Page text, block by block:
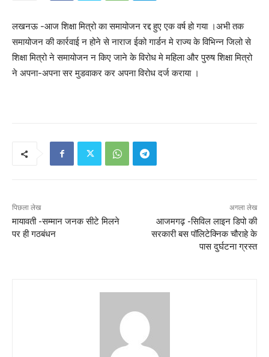
लखनऊ -आज शिक्षा मित्रो का समायोजन रद्द हुए एक वर्ष हो गया ।अभी तक
समायोजन की कार्रवाई न होने से नाराज ईको गार्डन मे राज्य के विभिन्न जिलो से
शिक्षा मित्रो ने समायोजन न किए जाने के विरोध मे महिला और पुरुष शिक्षा मित्रो
ने अपना-अपना सर मुडवाकर कर अपना विरोध दर्ज कराया ।
पिछला लेख
मायावती -सम्मान जनक सीटे मिलने
पर ही गठबंधन
अगला लेख
आजमगढ़ -सिविल लाइन डिपो की
सरकारी बस पॉलिटेक्निक चौराहे के
पास दुर्घटना ग्रस्त